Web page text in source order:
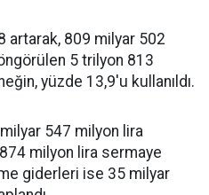
artarak, 809 milyar 502
5 trilyon 813
yüzde 13,9'u kullanıldı.
547 milyon lira
milyon lira sermaye
giderleri ise 35 milyar